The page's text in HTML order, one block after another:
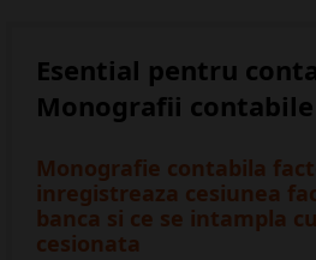
Esential pentru
Monografii
Monografie contabila
inregistreaza cesiunea
banca si ce se intampla
cesionata